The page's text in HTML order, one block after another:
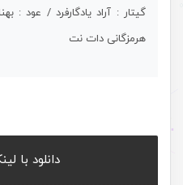
گیتار : آراد یادگارفرد / عود :
هرمزگانی دات نت
دانلود با